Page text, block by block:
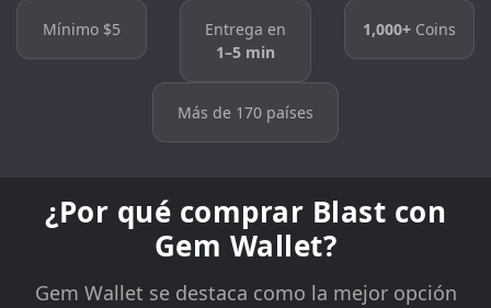
Mínimo $5
Entrega en
1–5 min
1,000+Coins
Más de 170 países
¿Por qué comprar Blast con
Gem Wallet?
Gem Wallet se destaca como la mejor opción